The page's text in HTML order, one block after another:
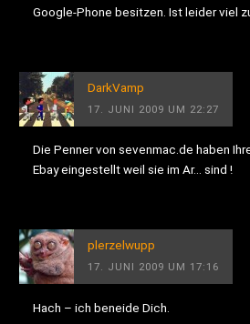
Google-Phone besitzen. Ist leider viel
DarkVamp
17. JUNI 2009 UM 22:27
Die Penner von sevenmac.de haben
Ebay eingestellt weil sie im Ar… sind !
plerzelwupp
17. JUNI 2009 UM 17:16
Hach – ich beneide Dich.